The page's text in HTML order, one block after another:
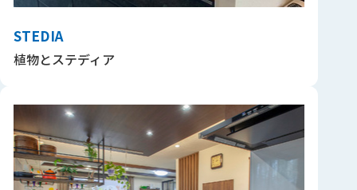
STEDIA
植物とステディア